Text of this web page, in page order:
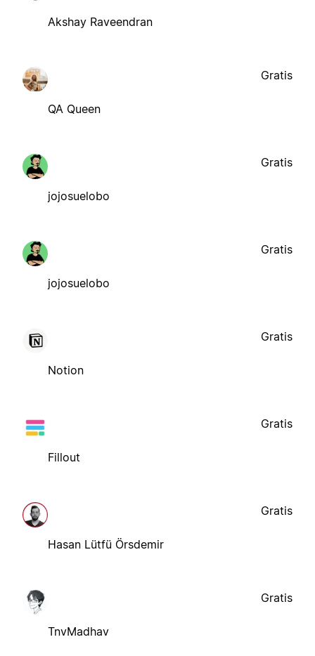
Akshay Raveendran
QA Queen
Gratis
jojosuelobo
Gratis
jojosuelobo
Gratis
Notion
Gratis
Fillout
Gratis
Hasan Lütfü Örsdemir
Gratis
TnvMadhav
Gratis